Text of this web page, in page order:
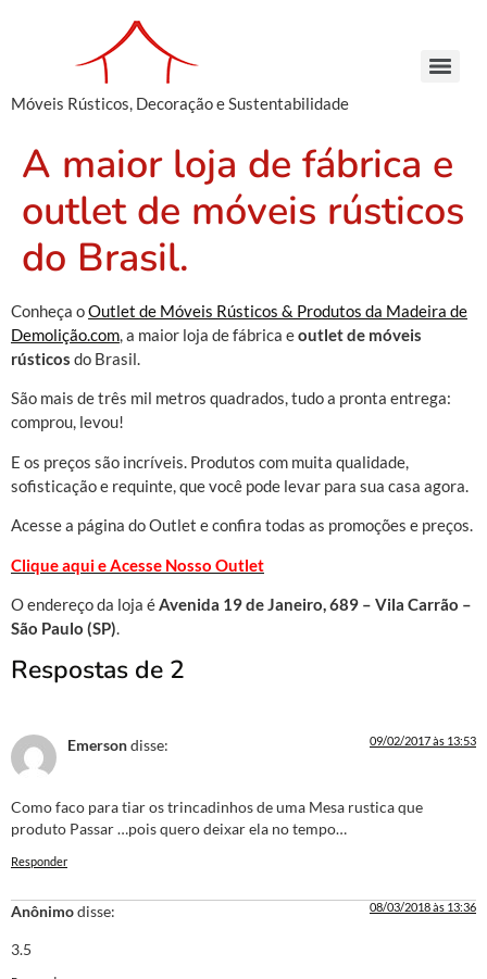
Móveis Rústicos, Decoração e Sustentabilidade
A maior loja de fábrica e
outlet de móveis rústicos
do Brasil.
Conheça oOutlet de Móveis Rústicos & Produtos da Madeira de
Demolição.com, a maior loja de fábrica eoutlet de móveis
rústicos do Brasil.
São mais de três mil metros quadrados, tudo a pronta entrega:
comprou, levou!
E os preços são incríveis. Produtos com muita qualidade,
sofisticação e requinte, que você pode levar para sua casa agora.
Acesse a página do Outlet e confira todas as promoções e preços.
Clique aqui e Acesse Nosso Outlet
O endereço da loja éAvenida 19 de Janeiro, 689 – Vila Carrão –
São Paulo (SP).
Respostas de 2
Emersondisse: 09/02/2017 às 13:53
Como faco para tiar os trincadinhos de uma Mesa rustica que
produto Passar …pois quero deixar ela no tempo…
Responder
Anônimodisse: 08/03/2018 às 13:36
3.5